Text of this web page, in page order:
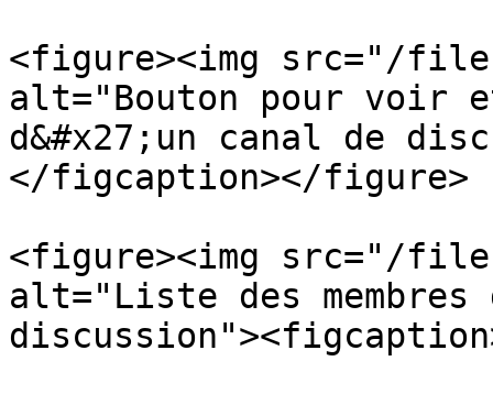
<figure><img src="/files/
alt="Bouton pour voir
d&#x27;un canal de
</figcaption></figure>
<figure><img src="/files/
alt="Liste des membres